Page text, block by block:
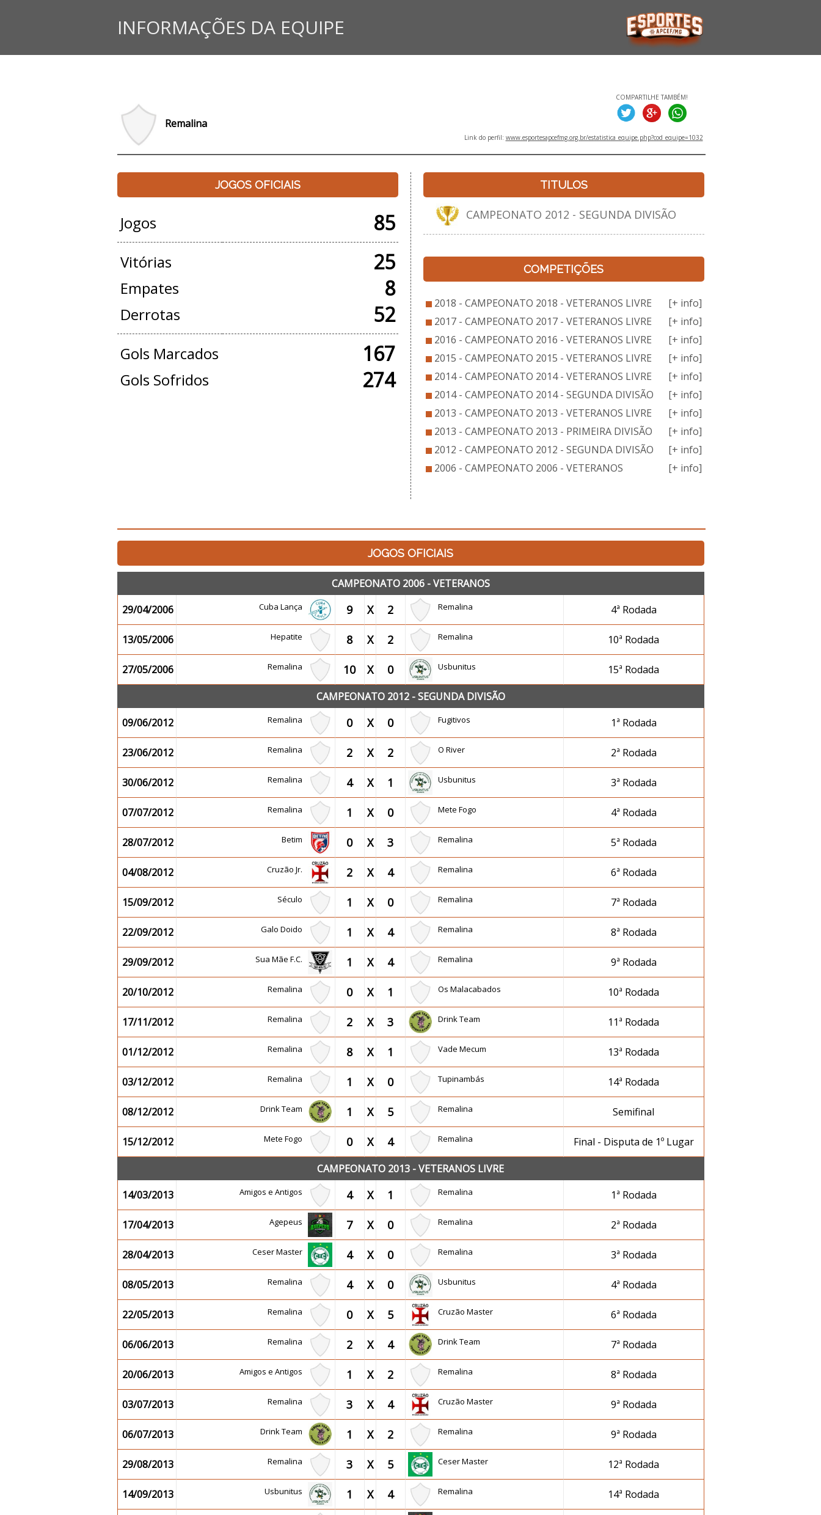
INFORMAÇÕES DA EQUIPE
Remalina
COMPARTILHE TAMBÉM!
Link do perfil: www.esportesapcefmg.org.br/estatistica_equipe.php?cod_equipe=1032
JOGOS OFICIAIS
Jogos 85
Vitórias 25
Empates 8
Derrotas 52
Gols Marcados 167
Gols Sofridos 274
TITULOS
CAMPEONATO 2012 - SEGUNDA DIVISÃO
COMPETIÇÕES
2018 - CAMPEONATO 2018 - VETERANOS LIVRE
[+ info]
2017 - CAMPEONATO 2017 - VETERANOS LIVRE
[+ info]
2016 - CAMPEONATO 2016 - VETERANOS LIVRE
[+ info]
2015 - CAMPEONATO 2015 - VETERANOS LIVRE
[+ info]
2014 - CAMPEONATO 2014 - VETERANOS LIVRE
[+ info]
2014 - CAMPEONATO 2014 - SEGUNDA DIVISÃO
[+ info]
2013 - CAMPEONATO 2013 - VETERANOS LIVRE
[+ info]
2013 - CAMPEONATO 2013 - PRIMEIRA DIVISÃO
[+ info]
2012 - CAMPEONATO 2012 - SEGUNDA DIVISÃO
[+ info]
2006 - CAMPEONATO 2006 - VETERANOS
[+ info]
JOGOS OFICIAIS
CAMPEONATO 2006 - VETERANOS
29/04/2006
Cuba Lança 9 X 2 Remalina 4ª Rodada
13/05/2006 Hepatite 8 X 2 Remalina 10ª Rodada
27/05/2006 Remalina 10 X 0 Usbunitus
15ª Rodada
CAMPEONATO 2012 - SEGUNDA DIVISÃO
09/06/2012
Remalina 0 X 0 Fugitivos 1ª Rodada
23/06/2012 Remalina 2 X 2 O River 2ª Rodada
30/06/2012 Remalina 4 X 1 Usbunitus 3ª Rodada
07/07/2012 Remalina 1 X 0 Mete Fogo 4ª Rodada
28/07/2012 Betim 0 X 3 Remalina 5ª Rodada
04/08/2012 Cruzão Jr. 2 X 4 Remalina 6ª Rodada
15/09/2012 Século 1 X 0 Remalina 7ª Rodada
22/09/2012 Galo Doido 1 X 4 Remalina 8ª Rodada
29/09/2012 Sua Mãe F.C. 1 X 4 Remalina 9ª Rodada
20/10/2012 Remalina 0 X 1 Os Malacabados 10ª Rodada
17/11/2012 Remalina 2 X 3 Drink Team 11ª Rodada
01/12/2012 Remalina 8 X 1 Vade Mecum 13ª Rodada
03/12/2012 Remalina 1 X 0 Tupinambás 14ª Rodada
08/12/2012 Drink Team 1 X 5 Remalina Semifinal
15/12/2012 Mete Fogo 0 X 4 Remalina
Final - Disputa de 1º Lugar
CAMPEONATO 2013 - VETERANOS LIVRE
14/03/2013
Amigos e Antigos 4 X 1 Remalina 1ª Rodada
17/04/2013 Agepeus 7 X 0 Remalina 2ª Rodada
28/04/2013 Ceser Master 4 X 0 Remalina 3ª Rodada
08/05/2013 Remalina 4 X 0 Usbunitus 4ª Rodada
22/05/2013 Remalina 0 X 5 Cruzão Master 6ª Rodada
06/06/2013 Remalina 2 X 4 Drink Team 7ª Rodada
20/06/2013 Amigos e Antigos 1 X 2 Remalina 8ª Rodada
03/07/2013 Remalina 3 X 4 Cruzão Master 9ª Rodada
06/07/2013 Drink Team 1 X 2 Remalina 9ª Rodada
29/08/2013 Remalina 3 X 5 Ceser Master 12ª Rodada
14/09/2013 Usbunitus 1 X 4 Remalina 14ª Rodada